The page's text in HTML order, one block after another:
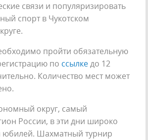
связи и популяризировать
спорт в Чукотском
пройти обязательную
по ссылкедо 12
Количество мест может
округ, самый
России, в эти дни широко
юбилей. Шахматный турнир